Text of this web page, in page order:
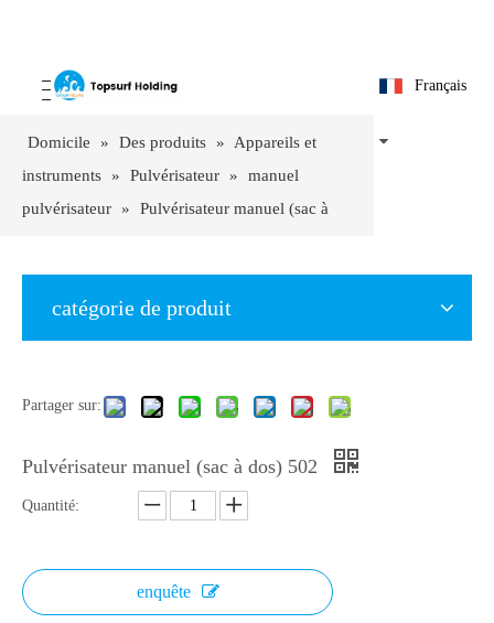
Français
Domicile » Des produits »
Appareils et
instruments » Pulvérisateur »
manuel
pulvérisateur »
Pulvérisateur manuel (sac à
catégorie de produit
Partager sur:
Pulvérisateur manuel (sac à dos) 502
Quantité:
enquête